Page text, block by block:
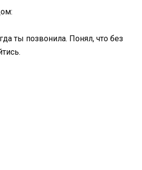
ты позвонила. Понял, что без